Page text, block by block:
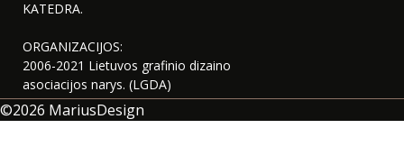
KATEDRA.
ORGANIZACIJOS:
2006-2021 Lietuvos grafinio dizaino
asociacijos narys. (LGDA)
©2026 MariusDesign